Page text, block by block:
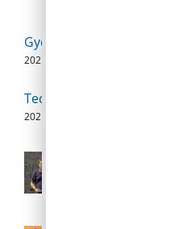
Gyermekorvosi
2026. 08. 08.
Technikai szünet
2026. 08. 07.